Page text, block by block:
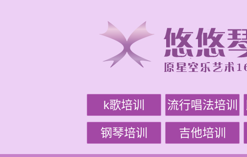
k歌培训 流行唱法培训
钢琴培训 吉他培训